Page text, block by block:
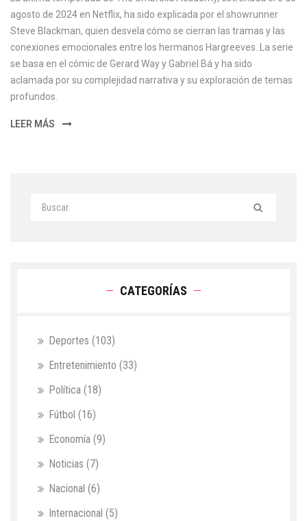
agosto de 2024 en Netflix, ha sido explicada por el showrunner
Steve Blackman, quien desvela cómo se cierran las tramas y las
conexiones emocionales entre los hermanos Hargreeves. La serie
se basa en el cómic de Gerard Way y Gabriel Bá y ha sido
aclamada por su complejidad narrativa y su exploración de temas
profundos.
LEER MÁS
CATEGORÍAS
Deportes (103)
Entretenimiento (33)
Política (18)
Fútbol (16)
Economía (9)
Noticias (7)
Nacional (6)
Internacional (5)